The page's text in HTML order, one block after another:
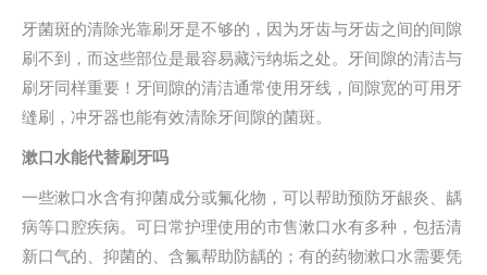
牙菌斑的清除光靠刷牙是不够的，因为牙齿与牙齿之间的间隙
刷不到，而这些部位是最容易藏污纳垢之处。牙间隙的清洁与
刷牙同样重要！牙间隙的清洁通常使用牙线，间隙宽的可用牙
缝刷，冲牙器也能有效清除牙间隙的菌斑。
漱口水能代替刷牙吗
一些漱口水含有抑菌成分或氟化物，可以帮助预防牙龈炎、龋
病等口腔疾病。可日常护理使用的市售漱口水有多种，包括清
新口气的、抑菌的、含氟帮助防龋的；有的药物漱口水需要凭